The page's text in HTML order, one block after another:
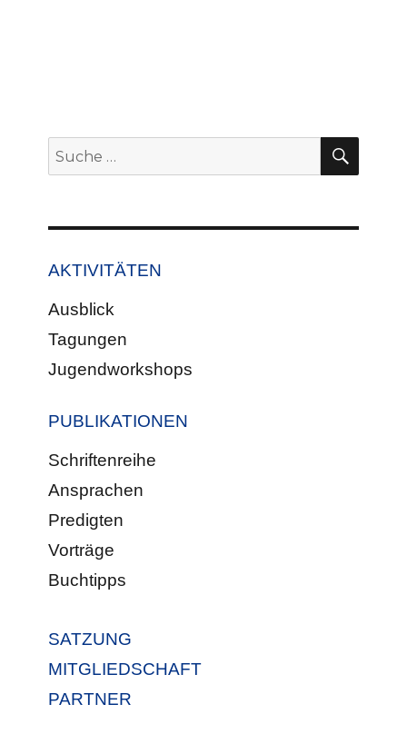
Suche
nach:
AKTIVITÄTEN
Ausblick
Tagungen
Jugendworkshops
PUBLIKATIONEN
Schriftenreihe
Ansprachen
Predigten
Vorträge
Buchtipps
SATZUNG
MITGLIEDSCHAFT
PARTNER